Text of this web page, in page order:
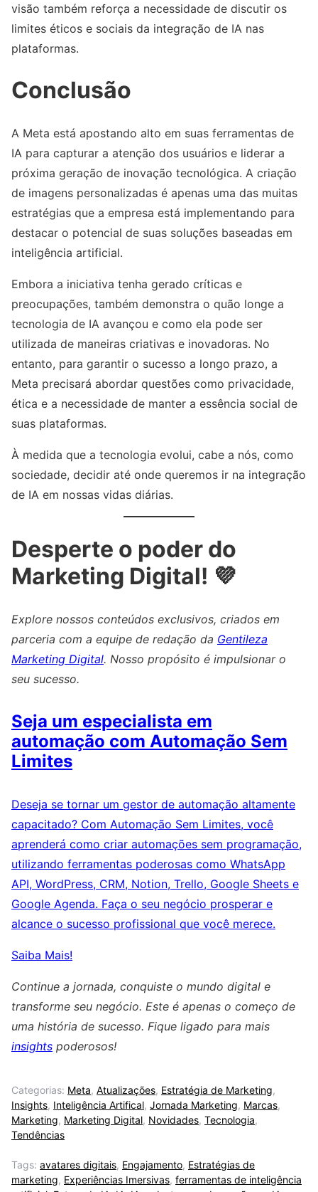
visão também reforça a necessidade de discutir os
limites éticos e sociais da integração de IA nas
plataformas.
Conclusão
A Meta está apostando alto em suas ferramentas de
IA para capturar a atenção dos usuários e liderar a
próxima geração de inovação tecnológica. A criação
de imagens personalizadas é apenas uma das muitas
estratégias que a empresa está implementando para
destacar o potencial de suas soluções baseadas em
inteligência artificial.
Embora a iniciativa tenha gerado críticas e
preocupações, também demonstra o quão longe a
tecnologia de IA avançou e como ela pode ser
utilizada de maneiras criativas e inovadoras. No
entanto, para garantir o sucesso a longo prazo, a
Meta precisará abordar questões como privacidade,
ética e a necessidade de manter a essência social de
suas plataformas.
À medida que a tecnologia evolui, cabe a nós, como
sociedade, decidir até onde queremos ir na integração
de IA em nossas vidas diárias.
Desperte o poder do
Marketing Digital! 💜
Explore nossos conteúdos exclusivos, criados em
parceria com a equipe de redação da Gentileza
Marketing Digital. Nosso propósito é impulsionar o
seu sucesso.
Seja um especialista em
automação com Automação Sem
Limites
Deseja se tornar um gestor de automação altamente
capacitado? Com Automação Sem Limites, você
aprenderá como criar automações sem programação,
utilizando ferramentas poderosas como WhatsApp
API, WordPress, CRM, Notion, Trello, Google Sheets e
Google Agenda. Faça o seu negócio prosperar e
alcance o sucesso profissional que você merece.
Saiba Mais!
Continue a jornada, conquiste o mundo digital e
transforme seu negócio. Este é apenas o começo de
uma história de sucesso. Fique ligado para mais
insights poderosos!
Categorias: Meta, Atualizações, Estratégia de Marketing,
Insights, Inteligência Artifical, Jornada Marketing, Marcas,
Marketing, Marketing Digital, Novidades, Tecnologia,
Tendências
Tags: avatares digitais, Engajamento, Estratégias de
marketing, Experiências Imersivas, ferramentas de inteligência